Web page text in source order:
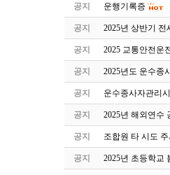
공지 운행기록증
공지 2025년 상반기
공지 2025 교통안전운
공지 2025년도 운수종
공지 운수종사자관리
공지 2025년 해외연수
공지 조합원 타 시도
공지 2025년 초등학교